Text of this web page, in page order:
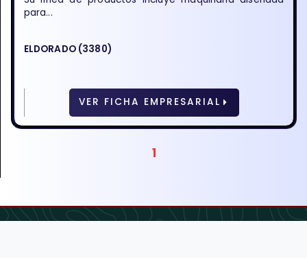
para...
ELDORADO (3380)
VER FICHA EMPRESARIAL
1